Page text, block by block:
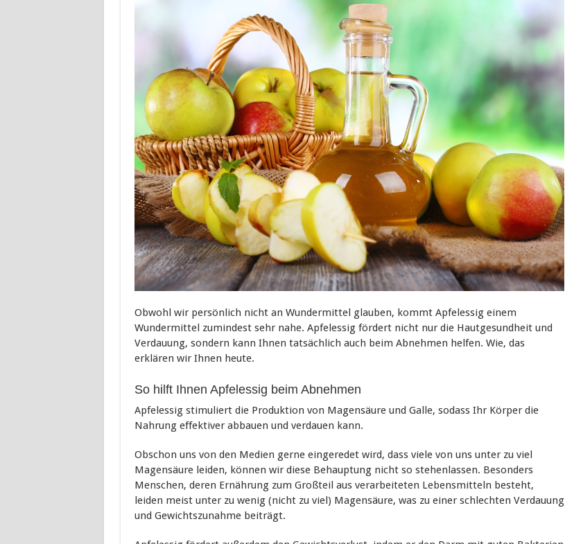
Obwohl wir persönlich nicht an Wundermittel glauben, kommt Apfelessig einem
Wundermittel zumindest sehr nahe. Apfelessig fördert nicht nur die Hautgesundheit und
Verdauung, sondern kann Ihnen tatsächlich auch beim Abnehmen helfen. Wie, das
erklären wir Ihnen heute.
So hilft Ihnen Apfelessig beim Abnehmen
Apfelessig stimuliert die Produktion von Magensäure und Galle, sodass Ihr Körper die
Nahrung effektiver abbauen und verdauen kann.
Obschon uns von den Medien gerne eingeredet wird, dass viele von uns unter zu viel
Magensäure leiden, können wir diese Behauptung nicht so stehenlassen. Besonders
Menschen, deren Ernährung zum Großteil aus verarbeiteten Lebensmitteln besteht,
leiden meist unter zu wenig (nicht zu viel) Magensäure, was zu einer schlechten Verdauung
und Gewichtszunahme beiträgt.